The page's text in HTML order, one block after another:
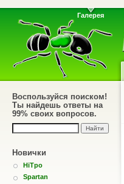
Галерея
Воспользуйся поиском!
Ты найдешь ответы на
99% своих вопросов.
Новички
HiTpo
Spartan